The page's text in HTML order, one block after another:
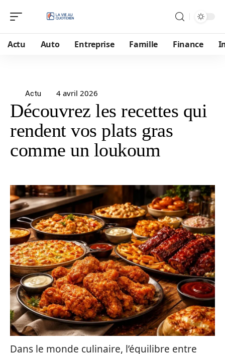
Actu Auto Entreprise Famille Finance
Actu 4 avril 2026
Découvrez les recettes qui
rendent vos plats gras
comme un loukoum
Dans le monde culinaire, l’équilibre entre